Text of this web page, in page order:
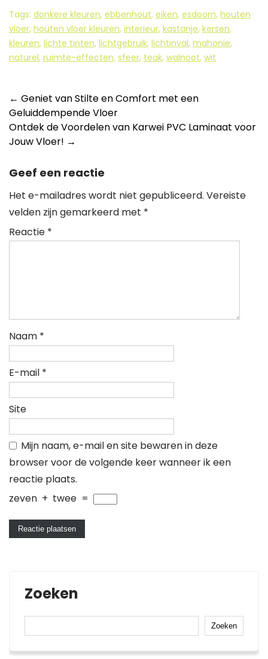
Tags: donkere kleuren, ebbenhout, eiken, esdoorn, houten
vloer, houten vloer kleuren, interieur, kastanje, kersen,
kleuren, lichte tinten, lichtgebruik, lichtinval, mahonie,
naturel, ruimte-effecten, sfeer, teak, walnoot, wit
Berichtnavigatie
← Geniet van Stilte en Comfort met een
Geluiddempende Vloer
Ontdek de Voordelen van Karwei PVC Laminaat voor
Jouw Vloer! →
Geef een reactie
Het e-mailadres wordt niet gepubliceerd. Vereiste
velden zijn gemarkeerd met *
Reactie *
Naam *
E-mail *
Site
Mijn naam, e-mail en site bewaren in deze
browser voor de volgende keer wanneer ik een
reactie plaats.
zeven + twee =
Zoeken
Zoeken